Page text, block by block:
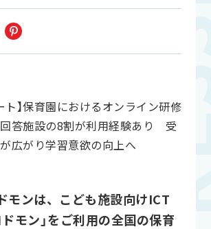
モンは、こども施設向けICT
ドモン」をご利用の全国の保育